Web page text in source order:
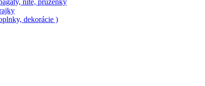
nite, pruženky
dekorácie )